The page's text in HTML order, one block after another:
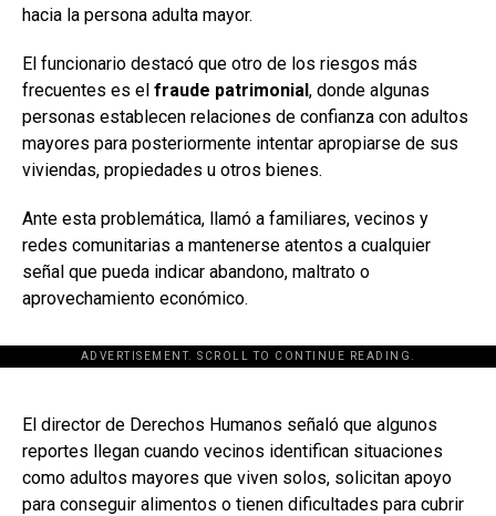
hacia la persona adulta mayor.
El funcionario destacó que otro de los riesgos más
frecuentes es el fraude patrimonial, donde algunas
personas establecen relaciones de confianza con adultos
mayores para posteriormente intentar apropiarse de sus
viviendas, propiedades u otros bienes.
Ante esta problemática, llamó a familiares, vecinos y
redes comunitarias a mantenerse atentos a cualquier
señal que pueda indicar abandono, maltrato o
aprovechamiento económico.
ADVERTISEMENT. SCROLL TO CONTINUE READING.
[adsforwp id="243463"]
El director de Derechos Humanos señaló que algunos
reportes llegan cuando vecinos identifican situaciones
como adultos mayores que viven solos, solicitan apoyo
para conseguir alimentos o tienen dificultades para cubrir